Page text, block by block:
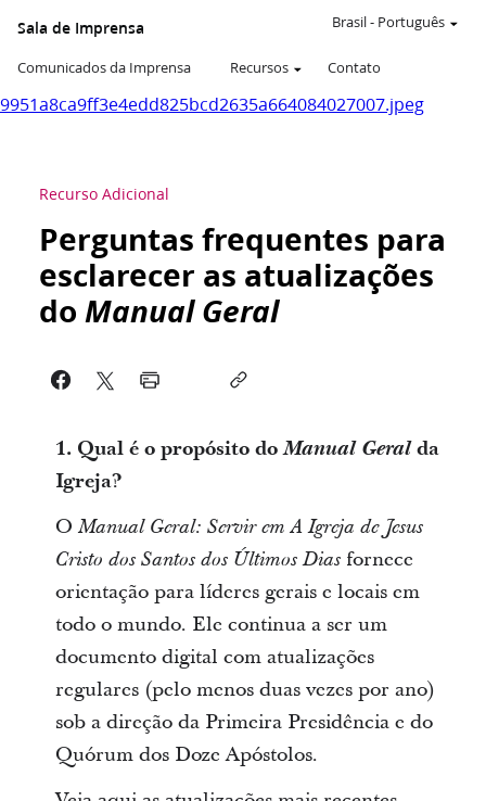
Sala de Imprensa
Comunicados da Imprensa Recursos Contato
Brasil- Português
9951a8ca9ff3e4edd825bcd2635a664084027007.jpeg
Recurso Adicional
Perguntas frequentes para
esclarecer as atualizações
do Manual Geral
1. Qual é o propósito doManual Geralda
Igreja?
OManual Geral: Servir em A Igreja de Jesus
Cristo dos Santos dos Últimos Diasfornece
orientação para líderes gerais e locais em
todo o mundo. Ele continua a ser um
documento digital com atualizações
regulares (pelo menos duas vezes por ano)
sob a direção da Primeira Presidência e do
Quórum dos Doze Apóstolos.